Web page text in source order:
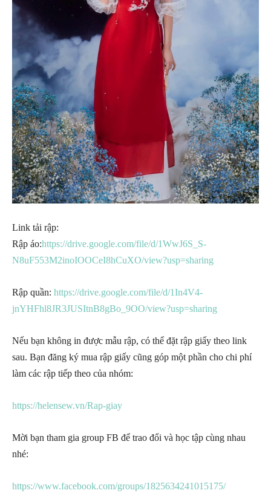
Link tải rập:
Rập áo:https://drive.google.com/file/d/1WwJ6S_S-
N8uF553M2inoIOOCeI8hCuXO/view?usp=sharing
Rập quần: https://drive.google.com/file/d/1In4V4-
jnYHFhl8JR3JUSItnB8gBo_9OO/view?usp=sharing
Nếu bạn không in được mẫu rập, có thể đặt rập giấy theo link
sau. Bạn đăng ký mua rập giấy cũng góp một phần cho chi phí
làm các rập tiếp theo của nhóm:
https://helensew.vn/Rap-giay
Mời bạn tham gia group FB để trao đổi và học tập cùng nhau
nhé:
https://www.facebook.com/groups/1825634241015175/